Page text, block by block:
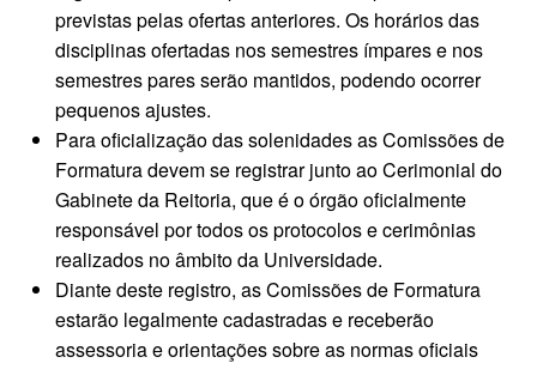
previstas pelas ofertas anteriores. Os horários das
disciplinas ofertadas nos semestres ímpares e nos
semestres pares serão mantidos, podendo ocorrer
pequenos ajustes.
Para oficialização das solenidades as Comissões de
Formatura devem se registrar junto ao Cerimonial do
Gabinete da Reitoria, que é o órgão oficialmente
responsável por todos os protocolos e cerimônias
realizados no âmbito da Universidade.
Diante deste registro, as Comissões de Formatura
estarão legalmente cadastradas e receberão
assessoria e orientações sobre as normas oficiais